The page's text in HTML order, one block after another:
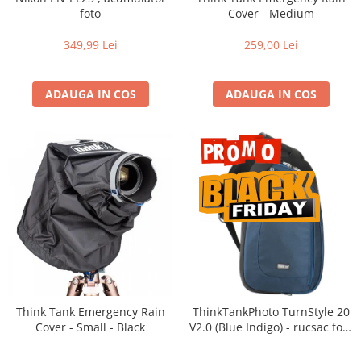
Accesorii diverse
foto
349,99 Lei
ADAUGA IN COS
Cover - Medium
259,00 Lei
ADAUGA IN COS
Think Tank Emergency Rain
Cover - Small - Black
ThinkTankPhoto TurnStyle 20
V2.0 (Blue Indigo) - rucsac foto